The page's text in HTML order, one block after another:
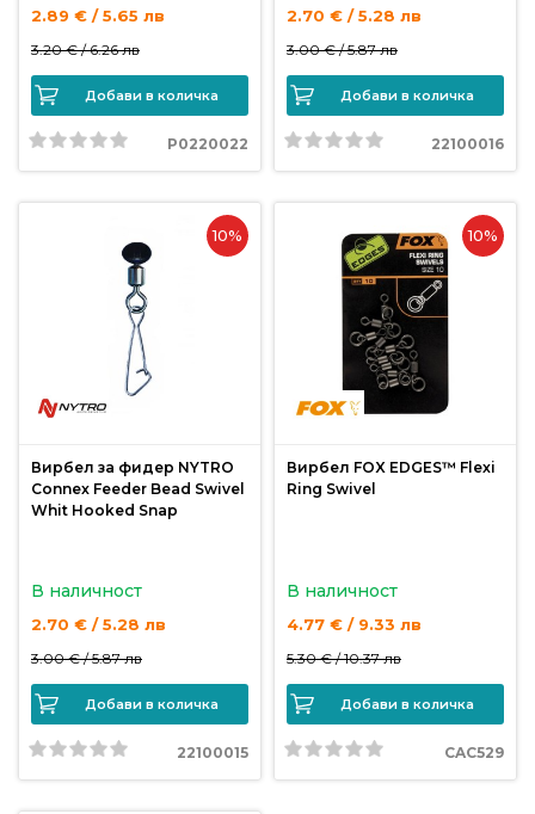
Къмпинг
Лодки
за
Комплекти
Сонари
За
2.89 € / 5.65 лв
3.20 € /6.26 лв
Добави в количка
P0220022
2.70 € / 5.28 лв
3.00 € /5.87 лв
Добави в количка
22100016
10%
Вирбел за фидер NYTRO
Connex Feeder Bead Swivel
Whit Hooked Snap
В наличност
2.70 € / 5.28 лв
3.00 € /5.87 лв
Добави в количка
22100015
10%
Вирбел FOX EDGES™ Flexi
Ring Swivel
В наличност
4.77 € / 9.33 лв
5.30 € /10.37 лв
Добави в количка
CAC529